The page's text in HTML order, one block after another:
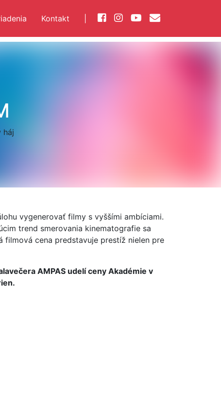
Kontakt
háj
vygenerovať filmy s vyššími ambíciami.
trend smerovania kinematografie sa
filmová cena predstavuje prestíž nielen pre
AMPAS udelí ceny Akadémie v